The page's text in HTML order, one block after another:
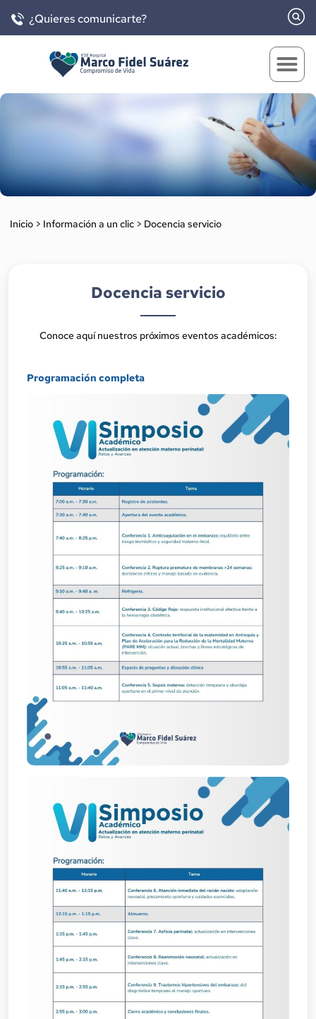
¿Quieres comunicarte?
Inicio > Información a un clic > Docencia servicio
Docencia servicio
Conoce aquí nuestros próximos eventos académicos:
Programación completa